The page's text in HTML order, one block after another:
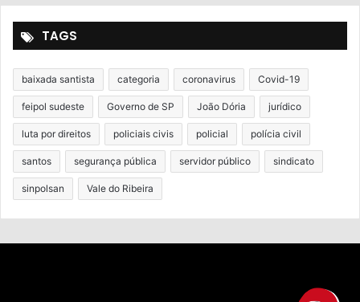
TAGS
baixada santista categoria coronavirus Covid-19
feipol sudeste Governo de SP João Dória jurídico
luta por direitos policiais civis policial polícia civil
santos segurança pública servidor público sindicato
sinpolsan Vale do Ribeira